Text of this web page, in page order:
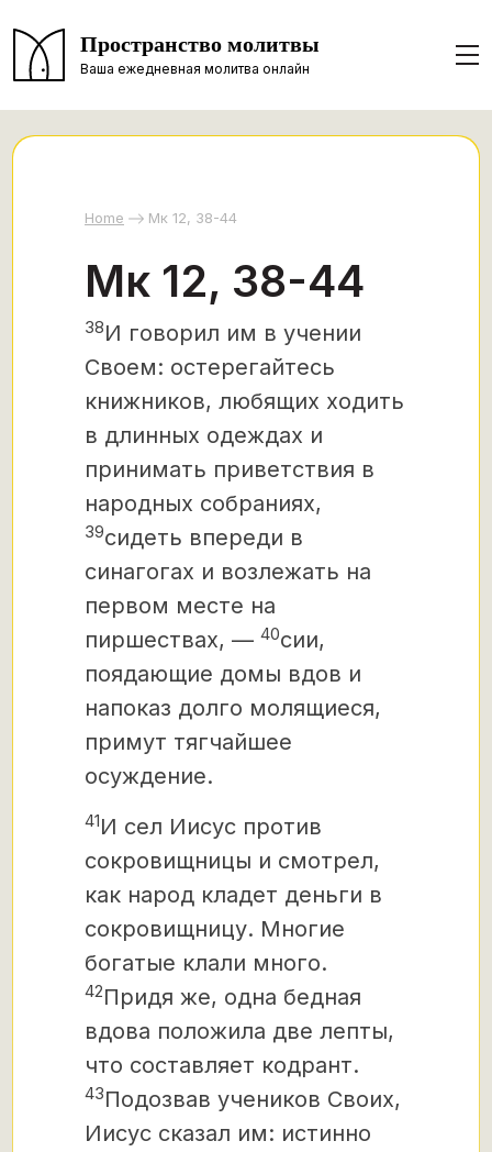
Пространство молитвы
Ваша ежедневная молитва онлайн
Home Мк 12, 38-44
Мк 12, 38-44
38И говорил им в учении
Своем: остерегайтесь
книжников, любящих ходить
в длинных одеждах и
принимать приветствия в
народных собраниях,
39сидеть впереди в
синагогах и возлежать на
первом месте на
пиршествах, — 40сии,
поядающие домы вдов и
напоказ долго молящиеся,
примут тягчайшее
осуждение.
41И сел Иисус против
сокровищницы и смотрел,
как народ кладет деньги в
сокровищницу. Многие
богатые клали много.
42Придя же, одна бедная
вдова положила две лепты,
что составляет кодрант.
43Подозвав учеников Своих,
Иисус сказал им: истинно